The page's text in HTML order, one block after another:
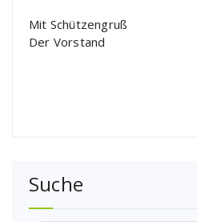
Mit Schützengruß
Der Vorstand
Suche